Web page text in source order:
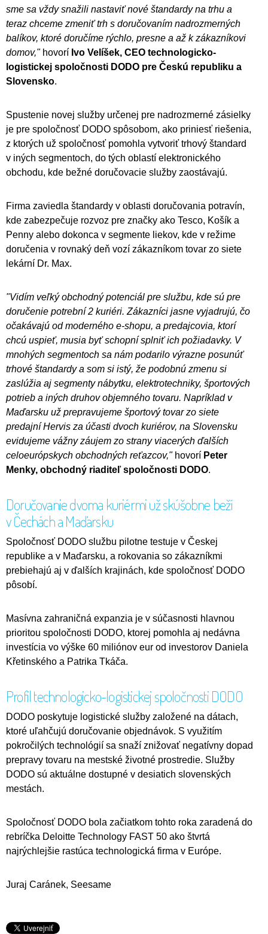
sme sa vždy snažili nastaviť nové štandardy na trhu a
teraz chceme zmeniť trh s doručovaním nadrozmerných
balíkov, ktoré doručíme rýchlo, presne a až k zákazníkovi
domov," hovorí Ivo Velíšek, CEO technologicko-
logistickej spoločnosti DODO pre Českú republiku a
Slovensko.
Spustenie novej služby určenej pre nadrozmerné zásielky
je pre spoločnosť DODO spôsobom, ako priniesť riešenia,
z ktorých už spoločnosť pomohla vytvoriť trhový štandard
v iných segmentoch, do tých oblastí elektronického
obchodu, kde bežné doručovacie služby zaostávajú.
Firma zaviedla štandardy v oblasti doručovania potravín,
kde zabezpečuje rozvoz pre značky ako Tesco, Košík a
Penny alebo dokonca v segmente liekov, kde v režime
doručenia v rovnaký deň vozí zákazníkom tovar zo siete
lekární Dr. Max.
"Vidím veľký obchodný potenciál pre službu, kde sú pre
doručenie potrební 2 kuriéri. Zákazníci jasne vyjadrujú, čo
očakávajú od moderného e-shopu, a predajcovia, ktorí
chcú uspieť, musia byť schopní splniť ich požiadavky. V
mnohých segmentoch sa nám podarilo výrazne posunúť
trhové štandardy a som si istý, že podobnú zmenu si
zaslúžia aj segmenty nábytku, elektrotechniky, športových
potrieb a iných druhov objemného tovaru. Napríklad v
Maďarsku už prepravujeme športový tovar zo siete
predajní Hervis za účasti dvoch kuriérov, na Slovensku
evidujeme vážny záujem zo strany viacerých ďalších
celoeurópskych obchodných reťazcov," hovorí Peter
Menky, obchodný riaditeľ spoločnosti DODO.
Doručovanie dvoma kuriérmi už skúšobne beží
v Čechách a Maďarsku
Spoločnosť DODO službu pilotne testuje v Českej
republike a v Maďarsku, a rokovania so zákazníkmi
prebiehajú aj v ďalších krajinách, kde spoločnosť DODO
pôsobí.
Masívna zahraničná expanzia je v súčasnosti hlavnou
prioritou spoločnosti DODO, ktorej pomohla aj nedávna
investícia vo výške 60 miliónov eur od investorov Daniela
Křetinského a Patrika Tkáča.
Profil technologicko-logistickej spoločnosti DODO
DODO poskytuje logistické služby založené na dátach,
ktoré uľahčujú doručovanie objednávok. S využitím
pokročilých technológií sa snaží znižovať negatívny dopad
prepravy tovaru na mestské životné prostredie. Služby
DODO sú aktuálne dostupné v desiatich slovenských
mestách.
Spoločnosť DODO bola začiatkom tohto roka zaradená do
rebríčka Deloitte Technology FAST 50 ako štvrtá
najrýchlejšie rastúca technologická firma v Európe.
Juraj Caránek, Seesame